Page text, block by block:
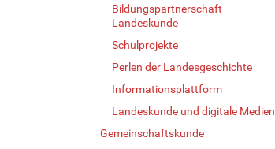
Bildungspartnerschaft
Landeskunde
Schulprojekte
Perlen der Landesgeschichte
Informationsplattform
Landeskunde und digitale Medien
Gemeinschaftskunde